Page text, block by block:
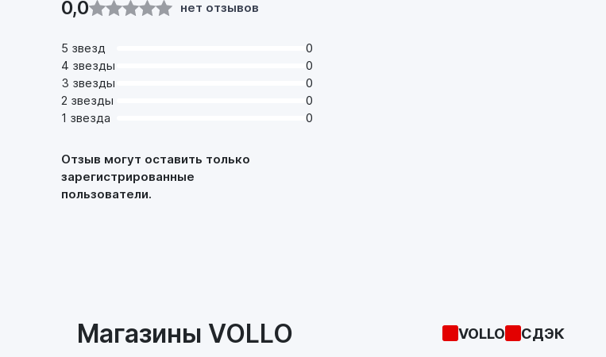
0,0 нет отзывов
5 звезд
0
4 звезды
0
3 звезды
0
2 звезды
0
1 звезда
0
Отзыв могут оставить только
зарегистрированные
пользователи.
Магазины VOLLO VOLLO СДЭК